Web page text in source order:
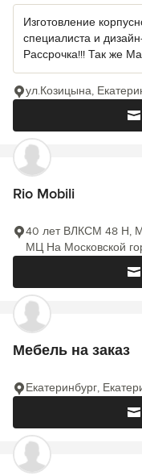
Изготовление
специалиста и
Рассрочка!!! Так же
ул.Козицына,
Rio Mobili
40 лет ВЛКСМ 48 Н,
МЦ На Московской
Мебель на заказ
Екатеринбург,